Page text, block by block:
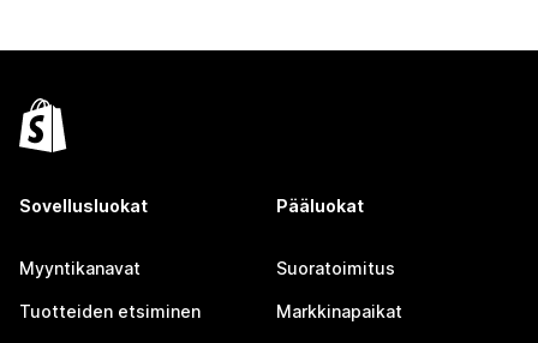
Sovellusluokat
Myyntikanavat
Tuotteiden etsiminen
Pääluokat
Suoratoimitus
Markkinapaikat